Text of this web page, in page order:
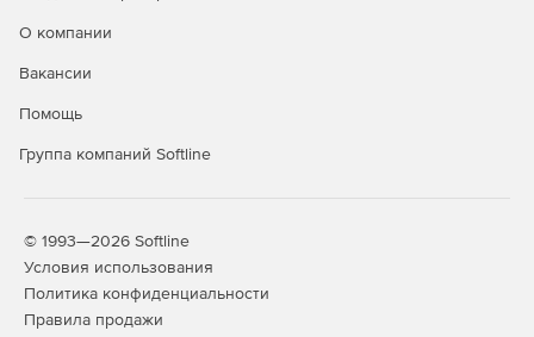
О компании
Вакансии
Помощь
Группа компаний Softline
© 1993—2026 Softline
Условия использования
Политика конфиденциальности
Правила продажи